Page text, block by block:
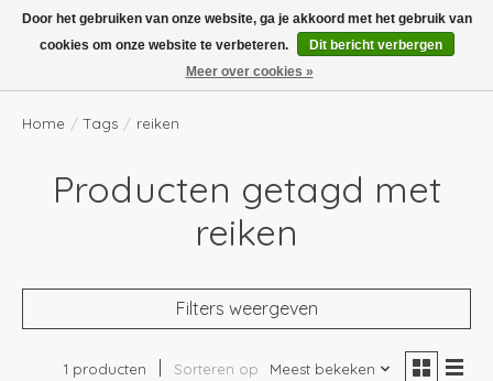
Boven de €100,- gratis verzending! Vóór 14.00 besteld, volgende dag in huis!
Verlanglijst
Home / Tags / reiken
Producten getagd met
reiken
Filters weergeven
1 producten Sorteren op Meest bekeken
Door het gebruiken van onze website, ga je akkoord met het gebruik van
cookies om onze website te verbeteren.
Dit bericht verbergen
Meer over cookies »